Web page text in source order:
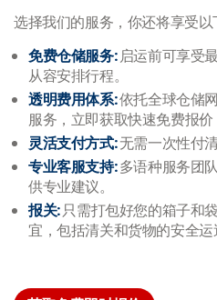
选择我们的服务，你还将享受以
免费仓储服务:启运前可享受
从容安排行程。
透明费用体系:依托全球仓储
服务，立即获取快速免费报价
灵活支付方式:无需一次性付
专业客服支持:多语种服务团
供专业建议。
报关:只需打包好您的箱子和
宜，包括清关和货物的安全运